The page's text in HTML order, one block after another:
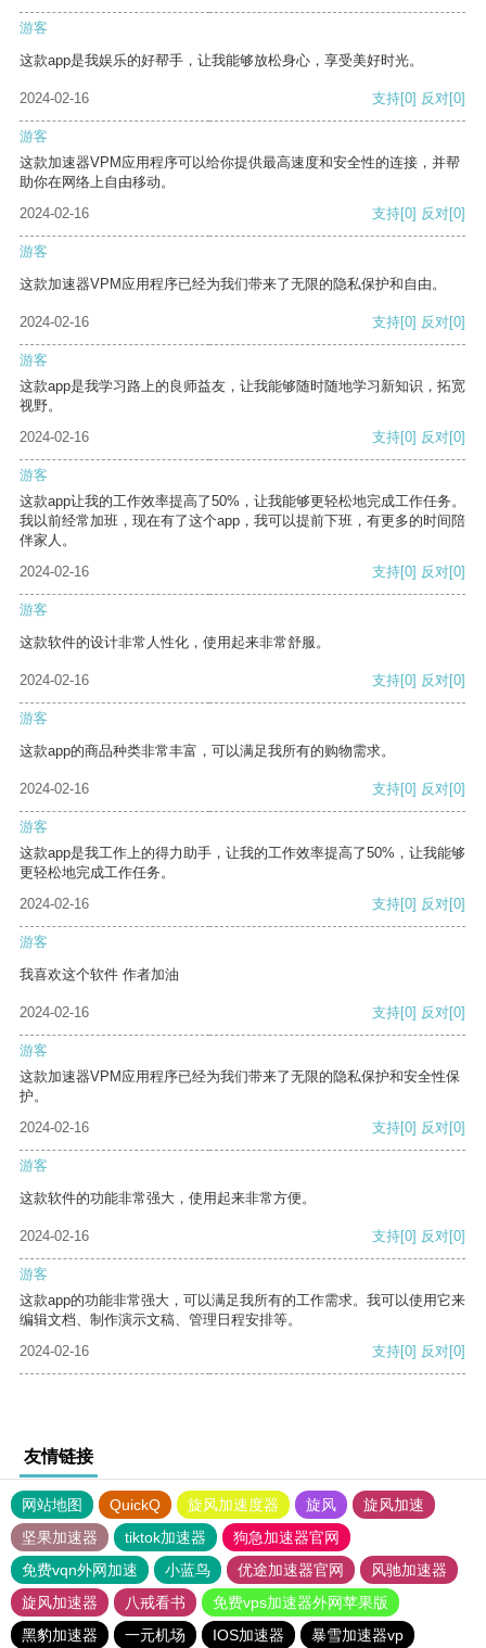
游客
这款app是我娱乐的好帮手，让我能够放松身心，享受美好时光。
2024-02-16 支持[0] 反对[0]
游客
这款加速器VPM应用程序可以给你提供最高速度和安全性的连接，并帮
助你在网络上自由移动。
2024-02-16
支持[0] 反对[0]
游客
这款加速器VPM应用程序已经为我们带来了无限的隐私保护和自由。
2024-02-16 支持[0] 反对[0]
游客
这款app是我学习路上的良师益友，让我能够随时随地学习新知识，拓宽
视野。
2024-02-16
支持[0] 反对[0]
游客
这款app让我的工作效率提高了50%，让我能够更轻松地完成工作任务。
我以前经常加班，现在有了这个app，我可以提前下班，有更多的时间陪
伴家人。
2024-02-16
支持[0] 反对[0]
游客
这款软件的设计非常人性化，使用起来非常舒服。
2024-02-16 支持[0] 反对[0]
游客
这款app的商品种类非常丰富，可以满足我所有的购物需求。
2024-02-16 支持[0] 反对[0]
游客
这款app是我工作上的得力助手，让我的工作效率提高了50%，让我能够
更轻松地完成工作任务。
2024-02-16
支持[0] 反对[0]
游客
我喜欢这个软件 作者加油
2024-02-16 支持[0] 反对[0]
游客
这款加速器VPM应用程序已经为我们带来了无限的隐私保护和安全性保
护。
2024-02-16
支持[0] 反对[0]
游客
这款软件的功能非常强大，使用起来非常方便。
2024-02-16 支持[0] 反对[0]
游客
这款app的功能非常强大，可以满足我所有的工作需求。我可以使用它来
编辑文档、制作演示文稿、管理日程安排等。
2024-02-16
支持[0] 反对[0]
友情链接
网站地图 QuickQ 旋风加速度器 旋风
旋风加速
坚果加速器
tiktok加速器
狗急加速器官网
免费vqn外网加速
小蓝鸟 优途加速器官网
风驰加速器
旋风加速器
八戒看书
免费vps加速器外网苹果版
黑豹加速器
一元机场 IOS加速器 暴雪加速器vp